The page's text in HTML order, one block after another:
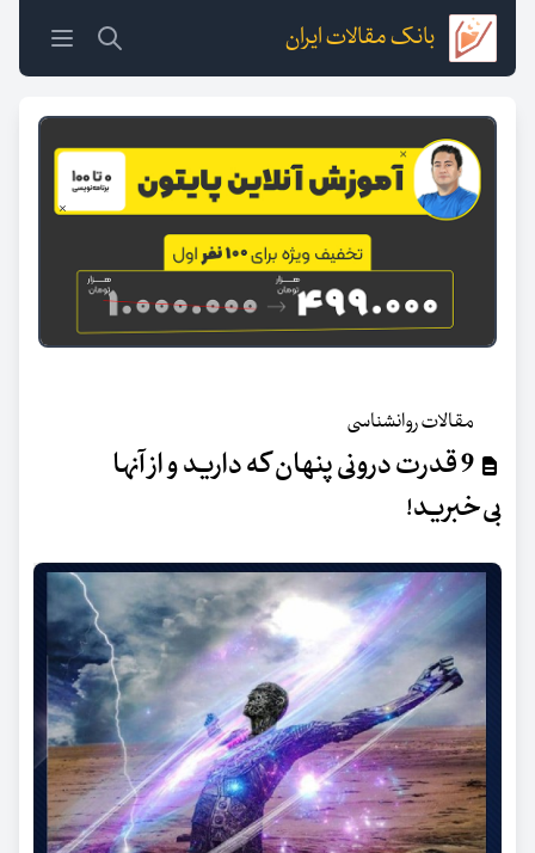
بانک مقالات ایران
مقالات روانشناسی
9 قدرت درونی پنهان که دارید و از آنها
بی‌خبرید!